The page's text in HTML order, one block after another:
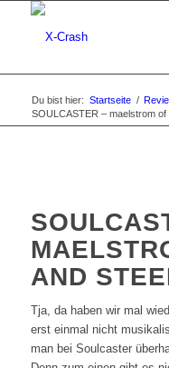
Du bist hier: Startseite /
SOULCASTER – maelstrom
AND
Tja, da haben wir mal
erst einmal nicht
man bei Soulcaster